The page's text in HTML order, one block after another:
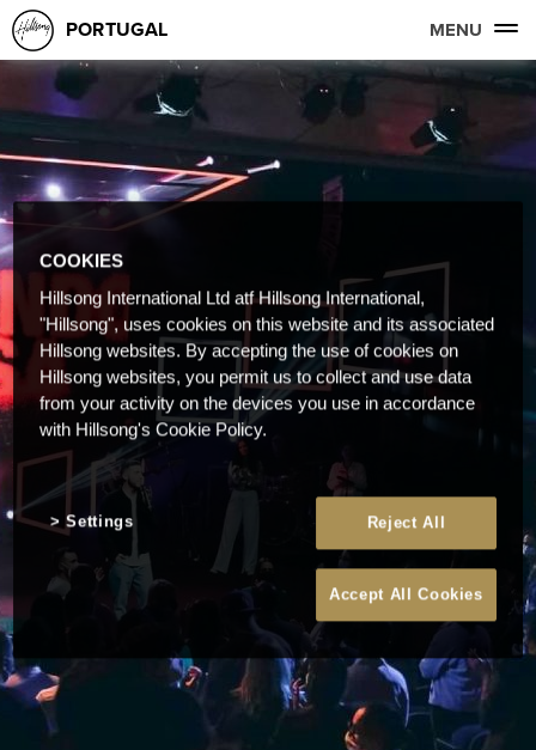
PORTUGAL MENU
COOKIES
Hillsong International Ltd atf Hillsong International,
"Hillsong", uses cookies on this website and its associated
Hillsong websites. By accepting the use of cookies on
Hillsong websites, you permit us to collect and use data
from your activity on the devices you use in accordance
with Hillsong's Cookie Policy.
Reject All
Accept All Cookies
Settings